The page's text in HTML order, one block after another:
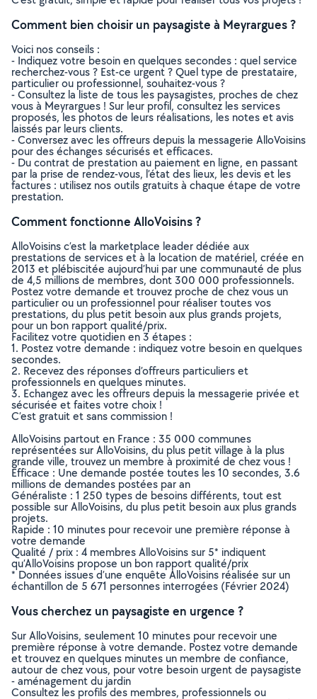
Comment bien choisir un paysagiste à Meyrargues ?
Voici nos conseils :
- Indiquez votre besoin en quelques secondes : quel service
recherchez-vous ? Est-ce urgent ? Quel type de prestataire,
particulier ou professionnel, souhaitez-vous ?
- Consultez la liste de tous les paysagistes, proches de chez
vous à Meyrargues ! Sur leur profil, consultez les services
proposés, les photos de leurs réalisations, les notes et avis
laissés par leurs clients.
- Conversez avec les offreurs depuis la messagerie AlloVoisins
pour des échanges sécurisés et efficaces.
- Du contrat de prestation au paiement en ligne, en passant
par la prise de rendez-vous, l’état des lieux, les devis et les
factures : utilisez nos outils gratuits à chaque étape de votre
prestation.
Comment fonctionne AlloVoisins ?
AlloVoisins c’est la marketplace leader dédiée aux
prestations de services et à la location de matériel, créée en
2013 et plébiscitée aujourd’hui par une communauté de plus
de 4,5 millions de membres, dont 300 000 professionnels.
Postez votre demande et trouvez proche de chez vous un
particulier ou un professionnel pour réaliser toutes vos
prestations, du plus petit besoin aux plus grands projets,
pour un bon rapport qualité/prix.
Facilitez votre quotidien en 3 étapes :
1. Postez votre demande : indiquez votre besoin en quelques
secondes.
2. Recevez des réponses d’offreurs particuliers et
professionnels en quelques minutes.
3. Echangez avec les offreurs depuis la messagerie privée et
sécurisée et faites votre choix !
C’est gratuit et sans commission !
AlloVoisins partout en France : 35 000 communes
représentées sur AlloVoisins, du plus petit village à la plus
grande ville, trouvez un membre à proximité de chez vous !
Efficace : Une demande postée toutes les 10 secondes, 3.6
millions de demandes postées par an
Généraliste : 1 250 types de besoins différents, tout est
possible sur AlloVoisins, du plus petit besoin aux plus grands
projets.
Rapide : 10 minutes pour recevoir une première réponse à
votre demande
Qualité / prix : 4 membres AlloVoisins sur 5* indiquent
qu’AlloVoisins propose un bon rapport qualité/prix
* Données issues d’une enquête AlloVoisins réalisée sur un
échantillon de 5 671 personnes interrogées (Février 2024)
Vous cherchez un paysagiste en urgence ?
Sur AlloVoisins, seulement 10 minutes pour recevoir une
première réponse à votre demande. Postez votre demande
et trouvez en quelques minutes un membre de confiance,
autour de chez vous, pour votre besoin urgent de paysagiste
- aménagement du jardin
Consultez les profils des membres, professionnels ou